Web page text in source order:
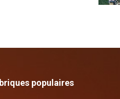
populaires